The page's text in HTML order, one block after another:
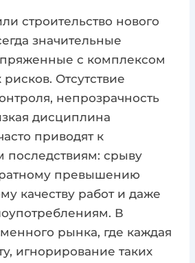
строительство нового
значительные
с комплексом
Отсутствие
непрозрачность
дисциплина
приводят к
последствиям: срыву
превышению
качеству работ и даже
В
рынка, где каждая
игнорирование таких